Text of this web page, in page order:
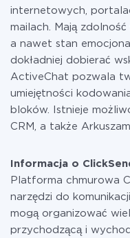
internetowych,
mailach. Mają zdolność
a nawet stan
dokładniej dobierać
ActiveChat pozwala
umiejętności
bloków. Istnieje
CRM, a także
Informacja o
Platforma chmurowa
narzędzi do
mogą organizować
przychodzącą i